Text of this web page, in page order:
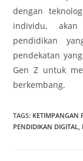
dengan
individu,
pendidikan
pendekatan
Gen Z untuk
berkembang.
TAGS: KETIMPANGAN
PENDIDIKAN DIGITAL,